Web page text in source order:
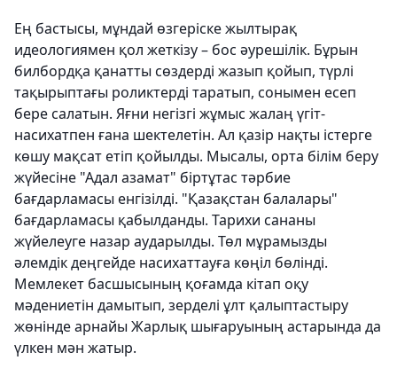
Ең бастысы, мұндай өзгеріске жылтырақ
идеологиямен қол жеткізу – бос әурешілік. Бұрын
билбордқа қанатты сөздерді жазып қойып, түрлі
тақырыптағы роликтерді таратып, сонымен есеп
бере салатын. Яғни негізгі жұмыс жалаң үгіт-
насихатпен ғана шектелетін. Ал қазір нақты істерге
көшу мақсат етіп қойылды. Мысалы, орта білім беру
жүйесіне "Адал азамат" біртұтас тәрбие
бағдарламасы енгізілді. "Қазақстан балалары"
бағдарламасы қабылданды. Тарихи сананы
жүйелеуге назар аударылды. Төл мұрамызды
әлемдік деңгейде насихаттауға көңіл бөлінді.
Мемлекет басшысының қоғамда кітап оқу
мәдениетін дамытып, зерделі ұлт қалыптастыру
жөнінде арнайы Жарлық шығаруының астарында да
үлкен мән жатыр.